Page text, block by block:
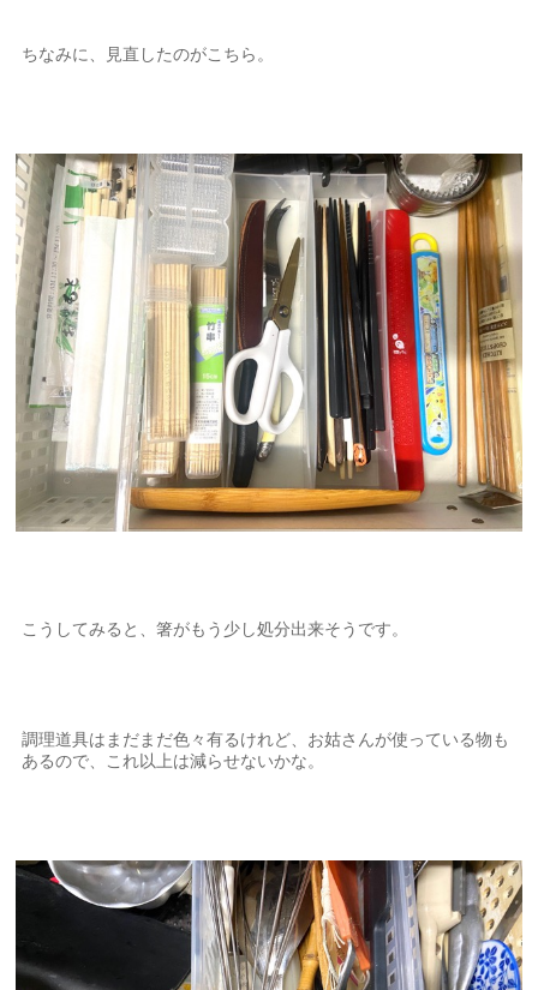
ちなみに、見直したのがこちら。
こうしてみると、箸がもう少し処分出来そうです。
調理道具はまだまだ色々有るけれど、お姑さんが使っている物も
あるので、これ以上は減らせないかな。